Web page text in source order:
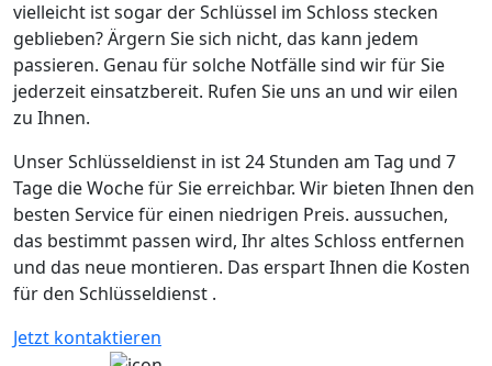
vielleicht ist sogar der Schlüssel im Schloss stecken
geblieben? Ärgern Sie sich nicht, das kann jedem
passieren. Genau für solche Notfälle sind wir für Sie
jederzeit einsatzbereit. Rufen Sie uns an und wir eilen
zu Ihnen.
Unser Schlüsseldienst in ist 24 Stunden am Tag und 7
Tage die Woche für Sie erreichbar. Wir bieten Ihnen den
besten Service für einen niedrigen Preis. aussuchen,
das bestimmt passen wird, Ihr altes Schloss entfernen
und das neue montieren. Das erspart Ihnen die Kosten
für den Schlüsseldienst .
Jetzt kontaktieren